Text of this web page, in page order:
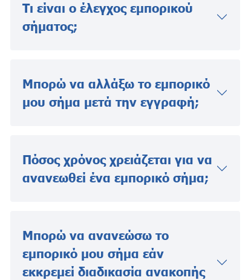
Τι είναι ο έλεγχος εμπορικού
σήματος;
Μπορώ να αλλάξω το εμπορικό
μου σήμα μετά την εγγραφή;
Πόσος χρόνος χρειάζεται για να
ανανεωθεί ένα εμπορικό σήμα;
Μπορώ να ανανεώσω το
εμπορικό μου σήμα εάν
εκκρεμεί διαδικασία ανακοπής